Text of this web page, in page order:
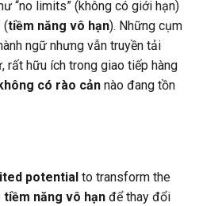
“no limits” (không có giới hạn)
(tiềm năng vô hạn). Những cụm
ngữ nhưng vẫn truyền tải
rất hữu ích trong giao tiếp hàng
có rào cản nào đang tồn
potential to transform the
tiềm năng vô hạnđể thay đổi